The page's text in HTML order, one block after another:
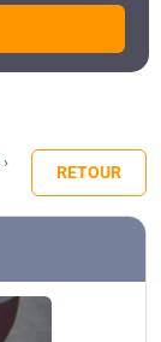
›
RETOUR